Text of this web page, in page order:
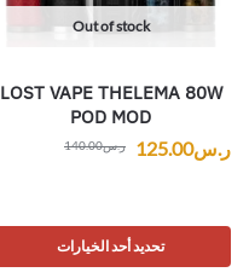
Out of stock
LOST VAPE THELEMA 80W
POD MOD
ر.س140.00 ر.س125.00
تحديد أحد الخيارات